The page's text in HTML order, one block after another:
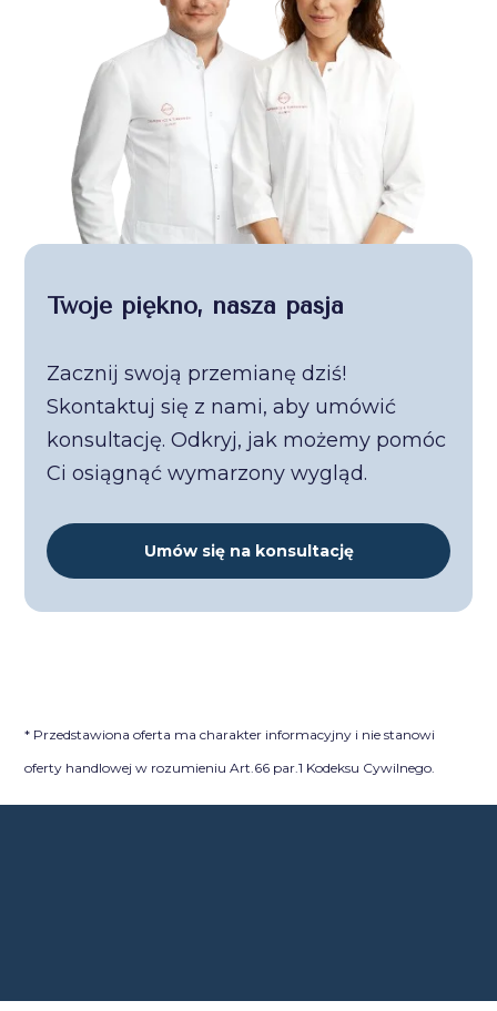
Twoje piękno, nasza pasja
Zacznij swoją przemianę dziś!
Skontaktuj się z nami, aby umówić
konsultację. Odkryj, jak możemy pomóc
Ci osiągnąć wymarzony wygląd.
Umów się na konsultację
* Przedstawiona oferta ma charakter informacyjny i nie stanowi
oferty handlowej w rozumieniu Art.66 par.1 Kodeksu Cywilnego.